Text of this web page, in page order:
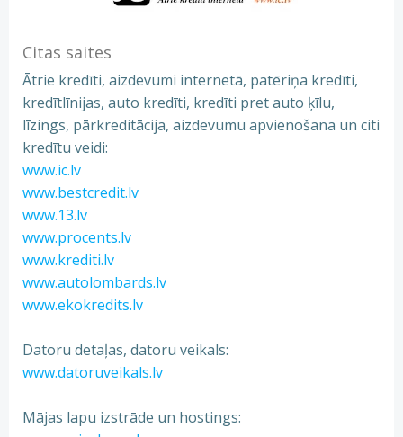
Citas saites
Ātrie kredīti, aizdevumi internetā, patēriņa kredīti,
kredītlīnijas, auto kredīti, kredīti pret auto ķīlu,
līzings, pārkreditācija, aizdevumu apvienošana un citi
kredītu veidi:
www.ic.lv
www.bestcredit.lv
www.13.lv
www.procents.lv
www.krediti.lv
www.autolombards.lv
www.ekokredits.lv
Datoru detaļas, datoru veikals:
www.datoruveikals.lv
Mājas lapu izstrāde un hostings: